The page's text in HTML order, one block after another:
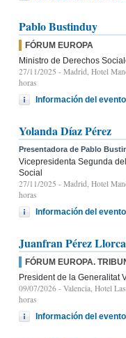
Pablo Bustinduy
FÓRUM EUROPA
Ministro de Derechos
27/11/2025 - Madrid, Hotel
horas
Información del evento
Yolanda Díaz Pérez
Presentadora de Pablo
Vicepresidenta Segunda
Social
27/11/2025 - Madrid, Hotel
horas
Información del evento
Juanfran Pérez Llorca
FÓRUM EUROPA.
President de la Generalitat
09/07/2026 - Valencia, Hotel
horas
Información del evento